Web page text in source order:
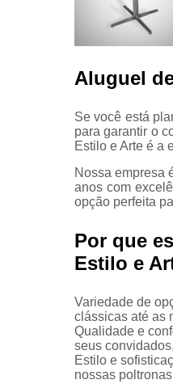
Aluguel
Se você está
para garantir o
Estilo e Arte é a
Nossa empresa
anos com
opção perfeita
Por que
Estilo e
Variedade de
clássicas até as
Qualidade e
seus
Estilo e
nossas